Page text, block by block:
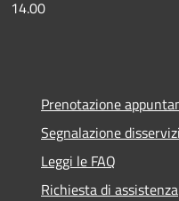
14.00
Prenotazione
Segnalazione
Leggi le FAQ
Richiesta di assistenza